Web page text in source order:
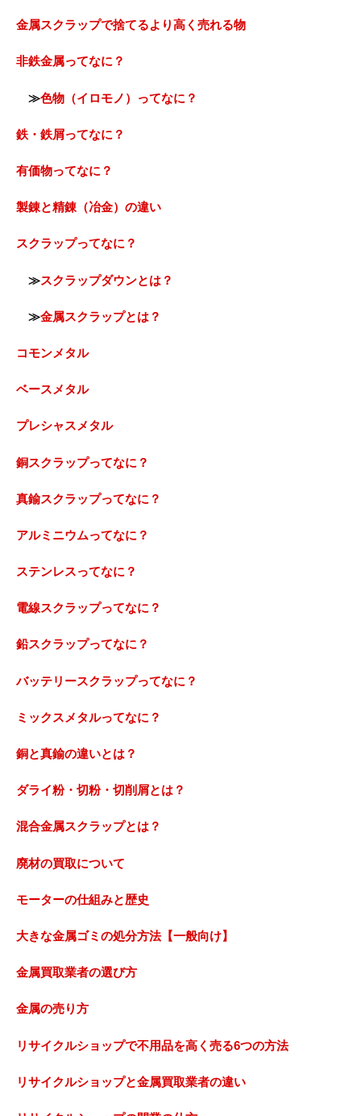
金属スクラップで捨てるより高く売れる物
非鉄金属ってなに？
≫色物（イロモノ）ってなに？
鉄・鉄屑ってなに？
有価物ってなに？
製錬と精錬（冶金）の違い
スクラップってなに？
≫スクラップダウンとは？
≫金属スクラップとは？
コモンメタル
ベースメタル
プレシャスメタル
銅スクラップってなに？
真鍮スクラップってなに？
アルミニウムってなに？
ステンレスってなに？
電線スクラップってなに？
鉛スクラップってなに？
バッテリースクラップってなに？
ミックスメタルってなに？
銅と真鍮の違いとは？
ダライ粉・切粉・切削屑とは？
混合金属スクラップとは？
廃材の買取について
モーターの仕組みと歴史
大きな金属ゴミの処分方法【一般向け】
金属買取業者の選び方
金属の売り方
リサイクルショップで不用品を高く売る6つの方法
リサイクルショップと金属買取業者の違い